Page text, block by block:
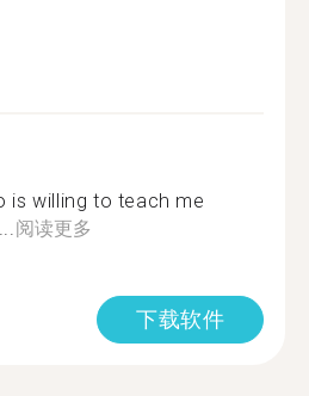
is willing to teach me
阅读更多
下载软件